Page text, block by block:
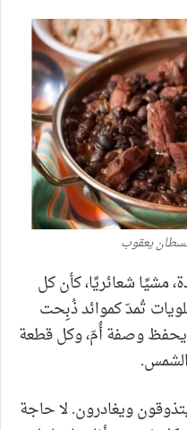
يعقوب
مشيًا شعائريًا، كأن كل
تُمدّ كموائد ذُبِحت
وصفة أُمّ، وكل قطعة
ويغادرون. لا حاجة